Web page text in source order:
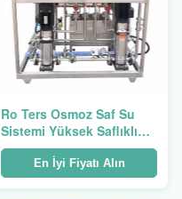
Ro Ters Osmoz Saf Su
Sistemi Yüksek Saflıklı
Kazan Saf Su Üretim
TeçhizatıEn İyi Fiyatı Alın